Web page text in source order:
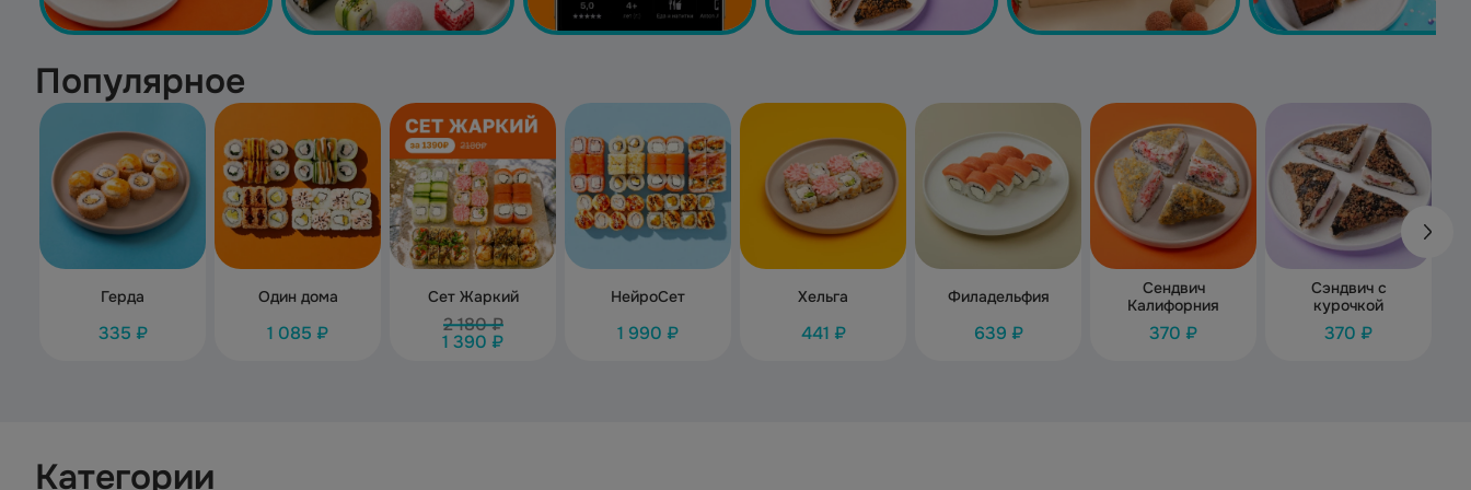
Популярное
Герда
335 ₽
Один дома
1 085 ₽
Сет Жаркий
2 180 ₽
1 390 ₽
НейроСет
1 990 ₽
Хельга
441 ₽
Филадельфия
639 ₽
Сендвич
Калифорния
370 ₽
Сэндвич с
курочкой
370 ₽
Категории